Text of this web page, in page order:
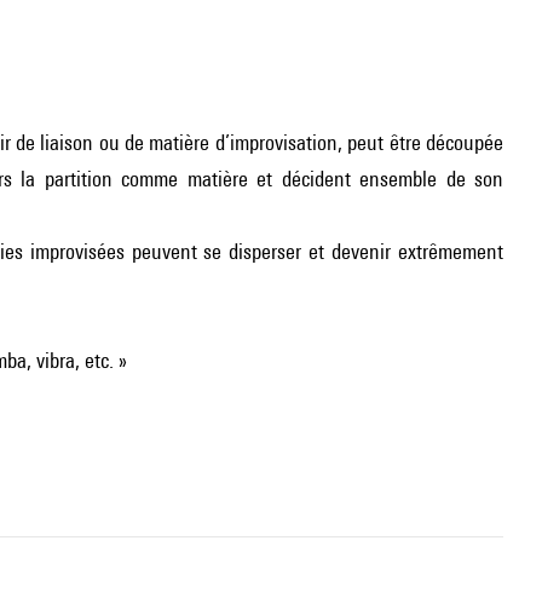
liaison ou de matière d’improvisation, peut être découpée
la partition comme matière et décident ensemble de son
improvisées peuvent se disperser et devenir extrêmement
vibra, etc. »